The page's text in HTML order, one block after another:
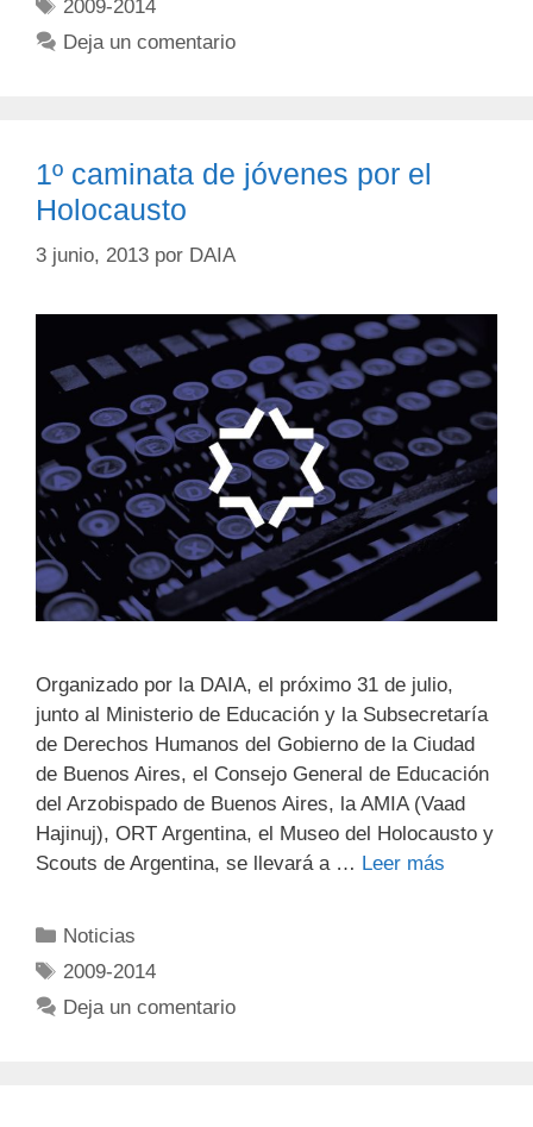
2009-2014
Deja un comentario
1º caminata de jóvenes por el
Holocausto
3 junio, 2013 por DAIA
Organizado por la DAIA, el próximo 31 de julio,
junto al Ministerio de Educación y la Subsecretaría
de Derechos Humanos del Gobierno de la Ciudad
de Buenos Aires, el Consejo General de Educación
del Arzobispado de Buenos Aires, la AMIA (Vaad
Hajinuj), ORT Argentina, el Museo del Holocausto y
Scouts de Argentina, se llevará a … Leer más
Noticias
2009-2014
Deja un comentario